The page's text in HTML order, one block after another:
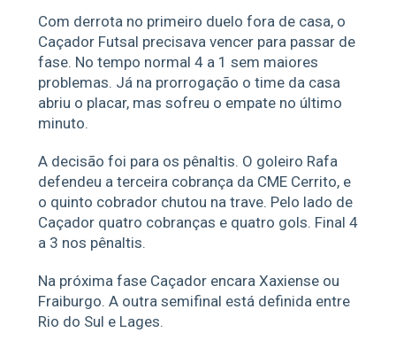
Com derrota no primeiro duelo fora de casa, o
Caçador Futsal precisava vencer para passar de
fase. No tempo normal 4 a 1 sem maiores
problemas. Já na prorrogação o time da casa
abriu o placar, mas sofreu o empate no último
minuto.
A decisão foi para os pênaltis. O goleiro Rafa
defendeu a terceira cobrança da CME Cerrito, e
o quinto cobrador chutou na trave. Pelo lado de
Caçador quatro cobranças e quatro gols. Final 4
a 3 nos pênaltis.
Na próxima fase Caçador encara Xaxiense ou
Fraiburgo. A outra semifinal está definida entre
Rio do Sul e Lages.